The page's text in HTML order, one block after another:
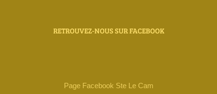
RETROUVEZ-NOUS SUR FACEBOOK
Page Facebook Ste Le Cam